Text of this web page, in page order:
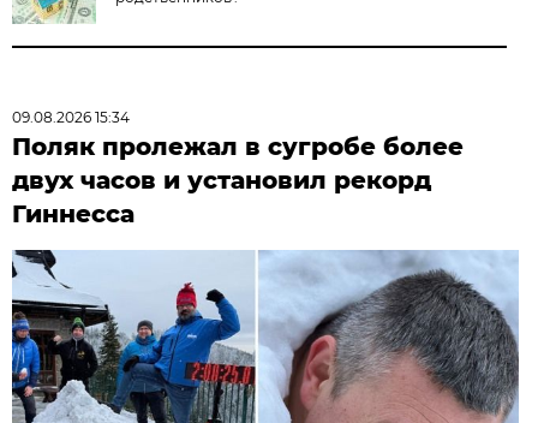
09.08.2026 15:34
Поляк пролежал в сугробе более
двух часов и установил рекорд
Гиннесса